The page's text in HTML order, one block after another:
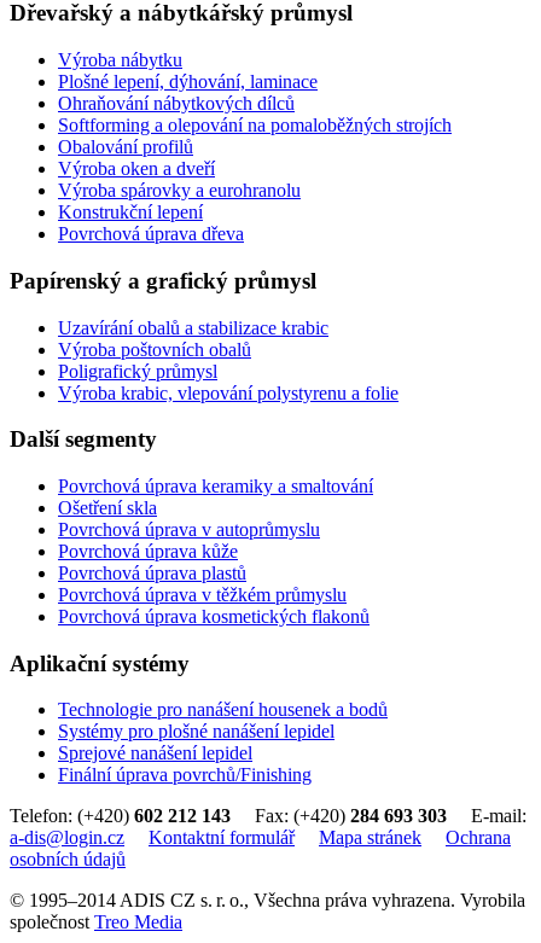
Dřevařský a nábytkářský průmysl
Výroba nábytku
Plošné lepení, dýhování, laminace
Ohraňování nábytkových dílců
Softforming a olepování na pomaloběžných strojích
Obalování profilů
Výroba oken a dveří
Výroba spárovky a eurohranolu
Konstrukční lepení
Povrchová úprava dřeva
Papírenský a grafický průmysl
Uzavírání obalů a stabilizace krabic
Výroba poštovních obalů
Poligrafický průmysl
Výroba krabic, vlepování polystyrenu a folie
Další segmenty
Povrchová úprava keramiky a smaltování
Ošetření skla
Povrchová úprava v autoprůmyslu
Povrchová úprava kůže
Povrchová úprava plastů
Povrchová úprava v těžkém průmyslu
Povrchová úprava kosmetických flakonů
Aplikační systémy
Technologie pro nanášení housenek a bodů
Systémy pro plošné nanášení lepidel
Sprejové nanášení lepidel
Finální úprava povrchů/Finishing
Telefon: (+420) 602 212 143 Fax: (+420) 284 693 303 E-mail:
a-dis@login.cz
Kontaktní formulář Mapa stránek
Ochrana
osobních údajů
© 1995–2014 ADIS CZ s. r. o., Všechna práva vyhrazena. Vyrobila
společnostTreo Media